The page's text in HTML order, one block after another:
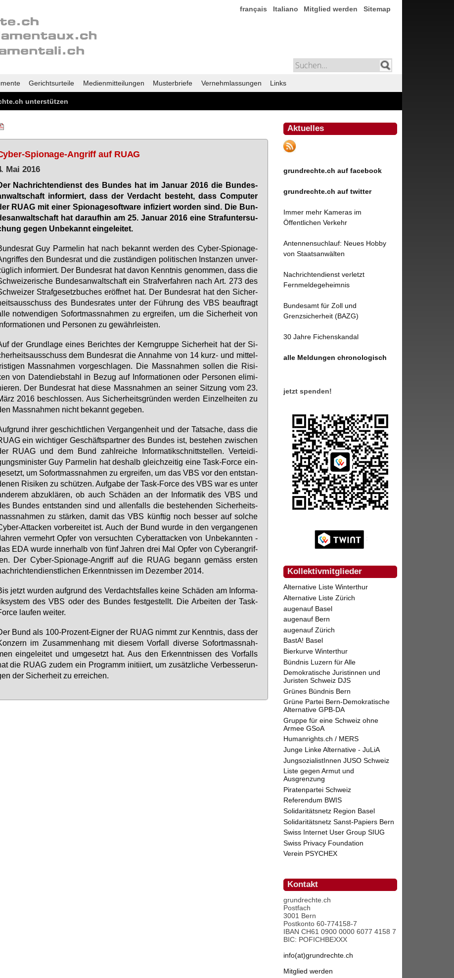
français Italiano Mitglied werden Sitemap
Gerichtsurteile Medienmitteilungen Musterbriefe Vernehmlassungen Links
unterstützen
Spionage-Angriff auf RUAG
Mai 2016
Nach­rich­ten­dienst des Bun­des hat im Ja­nu­ar 2016 die Bun­des­
in­for­miert, dass der Ver­dacht be­steht, dass Com­pu­ter
RU­AG mit ei­ner Spio­na­ge­soft­ware in­fi­ziert wor­den sind. Die Bun­
hat dar­auf­hin am 25. Ja­nu­ar 2016 ei­ne Straf­un­ter­su­
ge­gen Un­be­kannt ein­ge­lei­tet.
Guy Par­me­lin hat nach be­kannt wer­den des Cy­ber-Spio­na­ge-
den Bun­des­rat und die zu­stän­di­gen po­li­ti­schen In­stan­zen un­ver­
in­for­miert. Der Bun­des­rat hat da­von Kennt­nis ge­nom­men, dass die
Bun­des­an­walt­schaft ein Straf­ver­fah­ren nach Art. 273 des
Straf­ge­setz­bu­ches er­öff­net hat. Der Bun­des­rat hat den Si­cher­
des Bun­des­ra­tes un­ter der Füh­rung des VBS be­auf­tragt
not­wen­di­gen So­fort­mass­nah­men zu er­grei­fen, um die Si­cher­heit von
und Per­so­nen zu ge­währ­leis­ten.
der Grund­la­ge ei­nes Be­rich­tes der Kern­grup­pe Si­cher­heit hat der Si­
dem Bun­des­rat die An­nah­me von 14 kurz- und mit­tel­
Mass­nah­men vor­ge­schla­gen. Die Mass­nah­men sol­len die Ri­si­
von Da­ten­dieb­stahl in Be­zug auf In­for­ma­tio­nen oder Per­so­nen eli­mi­
Der Bun­des­rat hat die­se Mass­nah­men an sei­ner Sit­zung vom 23.
2016 be­schlos­sen. Aus Si­cher­heits­grün­den wer­den Ein­zel­hei­ten zu
Mass­nah­men nicht be­kannt ge­ge­ben.
ih­rer ge­schicht­li­chen Ver­gan­gen­heit und der Tat­sa­che, dass die
ein wich­ti­ger Ge­schäfts­part­ner des Bun­des ist, be­ste­hen zwi­schen
RU­AG und dem Bund zahl­rei­che In­for­ma­tik­schnitt­stel­len. Ver­tei­di­
Guy Par­me­lin hat des­halb gleich­zei­tig ei­ne Task-Force ein­
um So­fort­mass­nah­men zu er­grei­fen, um das VBS vor den ent­stan­
Ri­si­ken zu schüt­zen. Auf­ga­be der Task-Force des VBS war es un­ter
ab­zu­klä­ren, ob auch Schä­den an der In­for­ma­tik des VBS und
Bun­des ent­stan­den sind und al­len­falls die be­ste­hen­den Si­cher­heits­
zu stär­ken, da­mit das VBS künf­tig noch bes­ser auf sol­che
At­ta­cken vor­be­rei­tet ist. Auch der Bund wur­de in den ver­gan­ge­nen
ver­mehrt Op­fer von ver­such­ten Cy­ber­at­ta­cken von Un­be­kann­ten -
EDA wur­de in­ner­halb von fünf Jah­ren drei Mal Op­fer von Cy­ber­an­grif­
Der Cy­ber-Spio­na­ge-An­griff auf die RU­AG be­gann ge­mäss ers­ten
Er­kennt­nis­sen im De­zem­ber 2014.
jetzt wur­den auf­grund des Ver­dachts­fal­les kei­ne Schä­den am In­for­ma­
des VBS oder des Bun­des fest­ge­stellt. Die Ar­bei­ten der Task-
lau­fen wei­ter.
Bund als 100-Pro­zent-Eig­ner der RU­AG nimmt zur Kennt­nis, dass der
im Zu­sam­men­hang mit die­sem Vor­fall di­ver­se So­fort­mass­nah­
ein­ge­lei­tet und um­ge­setzt hat. Aus den Er­kennt­nis­sen des Vor­falls
die RU­AG zu­dem ein Pro­gramm in­iti­iert, um zu­sätz­li­che Ver­bes­se­run­
der Si­cher­heit zu er­rei­chen.
Aktuelles
grundrechte.ch auf facebook
grundrechte.ch auf twitter
Immer mehr Kameras im
Öffentlichen Verkehr
Antennensuchlauf: Neues Hobby
von Staatsanwälten
Nachrichtendienst verletzt
Fernmeldegeheimnis
Bundesamt für Zoll und
Grenzsicherheit (BAZG)
30 Jahre Fichenskandal
alle Meldungen chronologisch
jetzt spenden!
Kollektivmitglieder
Alternative Liste Winterthur
Alternative Liste Zürich
augenauf Basel
augenauf Bern
augenauf Zürich
BastA! Basel
Bierkurve Winterthur
Bündnis Luzern für Alle
Demokratische Juristinnen und
Juristen Schweiz DJS
Grünes Bündnis Bern
Grüne Partei Bern-Demokratische
Alternative GPB-DA
Gruppe für eine Schweiz ohne
Armee GSoA
Humanrights.ch / MERS
Junge Linke Alternative - JuLiA
JungsozialistInnen JUSO Schweiz
Liste gegen Armut und
Ausgrenzung
Piratenpartei Schweiz
Referendum BWIS
Solidaritätsnetz Region Basel
Solidaritätsnetz Sanst-Papiers Bern
Swiss Internet User Group SIUG
Swiss Privacy Foundation
Verein PSYCHEX
Kontakt
grundrechte.ch
Postfach
3001 Bern
Postkonto 60-774158-7
IBAN CH61 0900 0000 6077 4158 7
BIC: POFICHBEXXX
info(at)grundrechte.ch
Mitglied werden